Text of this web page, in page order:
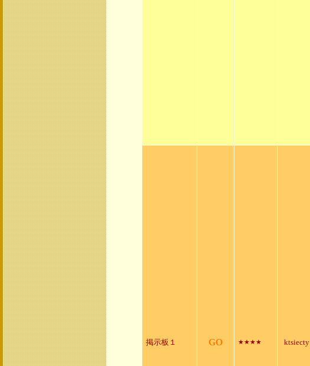
掲示板１ GO ★★★★ ktsiecty